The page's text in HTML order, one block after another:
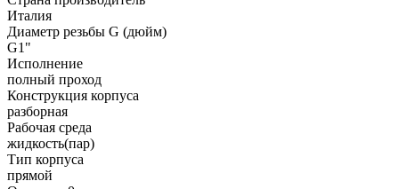
Италия
Диаметр резьбы G (дюйм)
G1"
Исполнение
полный проход
Конструкция корпуса
разборная
Рабочая среда
жидкость(пар)
Тип корпуса
прямой